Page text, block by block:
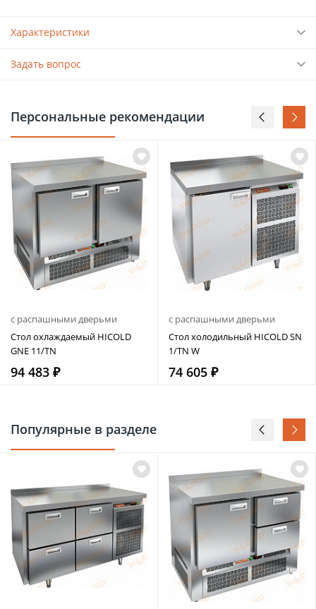
Характеристики
Задать вопрос
Персональные рекомендации
с распашными дверьми
Стол охлаждаемый HICOLD
GNE 11/TN
94 483 ₽
с распашными дверьми
Стол холодильный HICOLD SN
1/TN W
74 605 ₽
Популярные в разделе